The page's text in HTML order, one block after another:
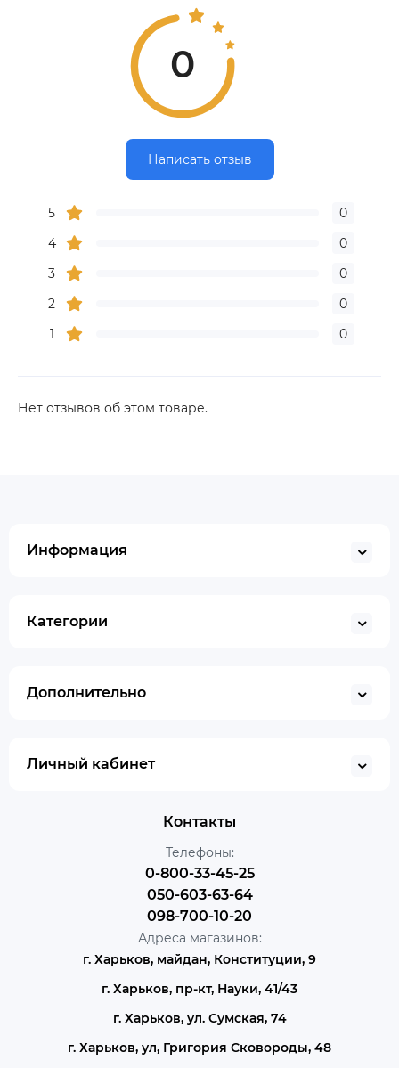
0
Написать отзыв
5
0
4
0
3
0
2
0
1
0
Нет отзывов об этом товаре.
Информация
Категории
Дополнительно
Личный кабинет
Контакты
Телефоны:
0-800-33-45-25
050-603-63-64
098-700-10-20
Адреса магазинов:
г. Харьков, майдан, Конституции, 9
г. Харьков, пр-кт, Науки, 41/43
г. Харьков, ул. Сумская, 74
г. Харьков, ул, Григория Сковороды, 48